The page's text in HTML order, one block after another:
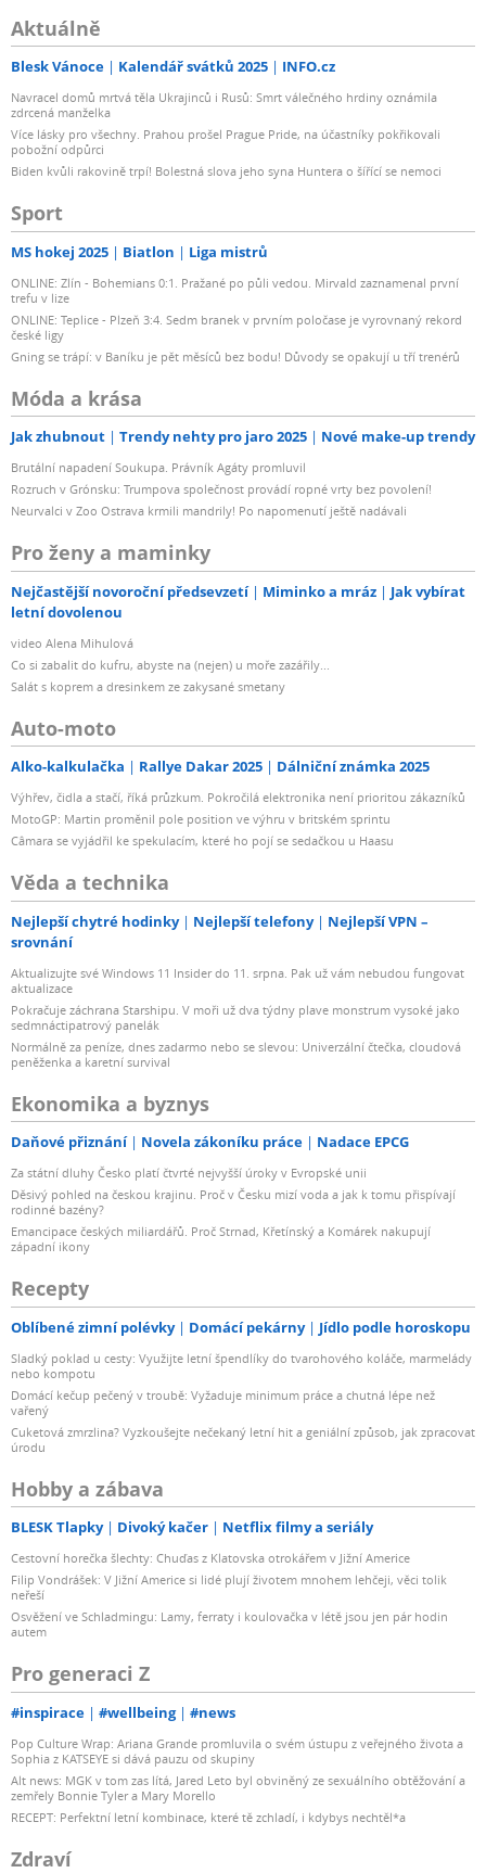
Aktuálně
Blesk Vánoce Kalendář svátků 2025 INFO.cz
Navracel domů mrtvá těla Ukrajinců i Rusů: Smrt válečného hrdiny oznámila
zdrcená manželka
Více lásky pro všechny. Prahou prošel Prague Pride, na účastníky pokřikovali
pobožní odpůrci
Biden kvůli rakovině trpí! Bolestná slova jeho syna Huntera o šířící se nemoci
Sport
MS hokej 2025 Biatlon Liga mistrů
ONLINE: Zlín - Bohemians 0:1. Pražané po půli vedou. Mirvald zaznamenal první
trefu v lize
ONLINE: Teplice - Plzeň 3:4. Sedm branek v prvním poločase je vyrovnaný rekord
české ligy
Gning se trápí: v Baníku je pět měsíců bez bodu! Důvody se opakují u tří trenérů
Móda a krása
Jak zhubnout Trendy nehty pro jaro 2025 Nové make-up trendy
Brutální napadení Soukupa. Právník Agáty promluvil
Rozruch v Grónsku: Trumpova společnost provádí ropné vrty bez povolení!
Neurvalci v Zoo Ostrava krmili mandrily! Po napomenutí ještě nadávali
Pro ženy a maminky
Nejčastější novoroční předsevzetí Miminko a mráz
Jak vybírat
letní dovolenou
video Alena Mihulová
Co si zabalit do kufru, abyste na (nejen) u moře zazářily...
Salát s koprem a dresinkem ze zakysané smetany
Auto-moto
Alko-kalkulačka Rallye Dakar 2025 Dálniční známka 2025
Výhřev, čidla a stačí, říká průzkum. Pokročilá elektronika není prioritou zákazníků
MotoGP: Martin proměnil pole position ve výhru v britském sprintu
Câmara se vyjádřil ke spekulacím, které ho pojí se sedačkou u Haasu
Věda a technika
Nejlepší chytré hodinky Nejlepší telefony
Nejlepší VPN –
srovnání
Aktualizujte své Windows 11 Insider do 11. srpna. Pak už vám nebudou fungovat
aktualizace
Pokračuje záchrana Starshipu. V moři už dva týdny plave monstrum vysoké jako
sedmnáctipatrový panelák
Normálně za peníze, dnes zadarmo nebo se slevou: Univerzální čtečka, cloudová
peněženka a karetní survival
Ekonomika a byznys
Daňové přiznání Novela zákoníku práce Nadace EPCG
Za státní dluhy Česko platí čtvrté nejvyšší úroky v Evropské unii
Děsivý pohled na českou krajinu. Proč v Česku mizí voda a jak k tomu přispívají
rodinné bazény?
Emancipace českých miliardářů. Proč Strnad, Křetínský a Komárek nakupují
západní ikony
Recepty
Oblíbené zimní polévky Domácí pekárny Jídlo podle horoskopu
Sladký poklad u cesty: Využijte letní špendlíky do tvarohového koláče, marmelády
nebo kompotu
Domácí kečup pečený v troubě: Vyžaduje minimum práce a chutná lépe než
vařený
Cuketová zmrzlina? Vyzkoušejte nečekaný letní hit a geniální způsob, jak zpracovat
úrodu
Hobby a zábava
BLESK Tlapky Divoký kačer Netflix filmy a seriály
Cestovní horečka šlechty: Chuďas z Klatovska otrokářem v Jižní Americe
Filip Vondrášek: V Jižní Americe si lidé plují životem mnohem lehčeji, věci tolik
neřeší
Osvěžení ve Schladmingu: Lamy, ferraty i koulovačka v létě jsou jen pár hodin
autem
Pro generaci Z
#inspirace #wellbeing #news
Pop Culture Wrap: Ariana Grande promluvila o svém ústupu z veřejného života a
Sophia z KATSEYE si dává pauzu od skupiny
Alt news: MGK v tom zas lítá, Jared Leto byl obviněný ze sexuálního obtěžování a
zemřely Bonnie Tyler a Mary Morello
RECEPT: Perfektní letní kombinace, které tě zchladí, i kdybys nechtěl*a
Zdraví